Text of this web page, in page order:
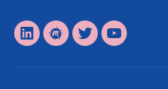
LinkedInMeetupTwitterYouTube